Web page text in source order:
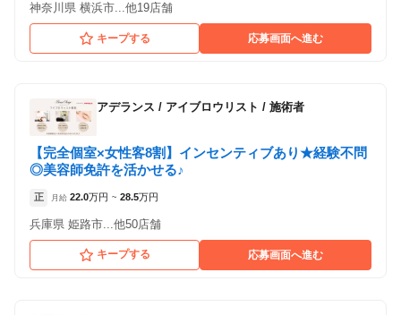
神奈川県 横浜市...他19店舗
キープする 応募画面へ進む
アデランス / アイブロウリスト / 施術者
【完全個室×女性客8割】インセンティブあり★経験不問
◎美容師免許を活かせる♪
正 月給 22.0万円 ~ 28.5万円
兵庫県 姫路市...他50店舗
キープする 応募画面へ進む